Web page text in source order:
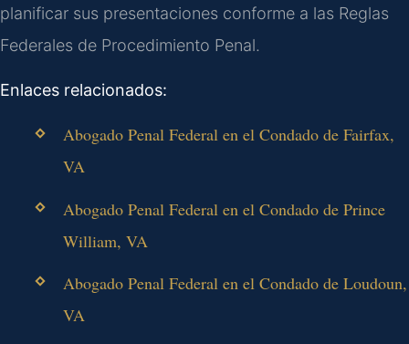
planificar sus presentaciones conforme a las Reglas
Federales de Procedimiento Penal.
Enlaces relacionados:
Abogado Penal Federal en el Condado de Fairfax,
VA
Abogado Penal Federal en el Condado de Prince
William, VA
Abogado Penal Federal en el Condado de Loudoun,
VA